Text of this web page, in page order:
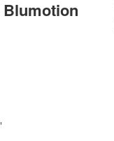
Blumotion
'